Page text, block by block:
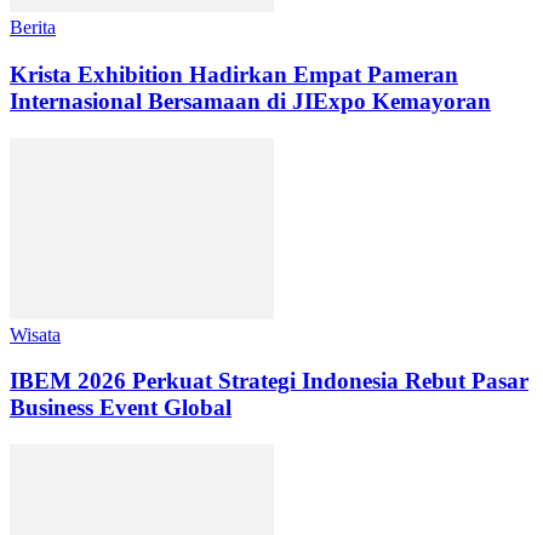
Berita
Krista Exhibition Hadirkan Empat Pameran
Internasional Bersamaan di JIExpo Kemayoran
Wisata
IBEM 2026 Perkuat Strategi Indonesia Rebut Pasar
Business Event Global